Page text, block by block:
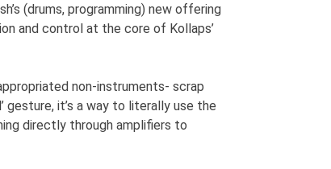
(drums, programming) new offering
and control at the core of Kollaps’
non-instruments- scrap
gesture, it’s a way to literally use the
directly through amplifiers to